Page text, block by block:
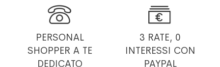

PERSONAL
SHOPPER A TE
DEDICATO

3 RATE, 0
INTERESSI CON
PAYPAL